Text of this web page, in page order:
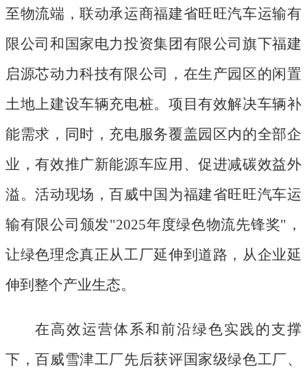
至物流端，联动承运商福建省旺旺汽车运输有
限公司和国家电力投资集团有限公司旗下福建
启源芯动力科技有限公司，在生产园区的闲置
土地上建设车辆充电桩。项目有效解决车辆补
能需求，同时，充电服务覆盖园区内的全部企
业，有效推广新能源车应用、促进减碳效益外
溢。活动现场，百威中国为福建省旺旺汽车运
输有限公司颁发"2025年度绿色物流先锋奖"，
让绿色理念真正从工厂延伸到道路，从企业延
伸到整个产业生态。
在高效运营体系和前沿绿色实践的支撑
下，百威雪津工厂先后获评国家级绿色工厂、